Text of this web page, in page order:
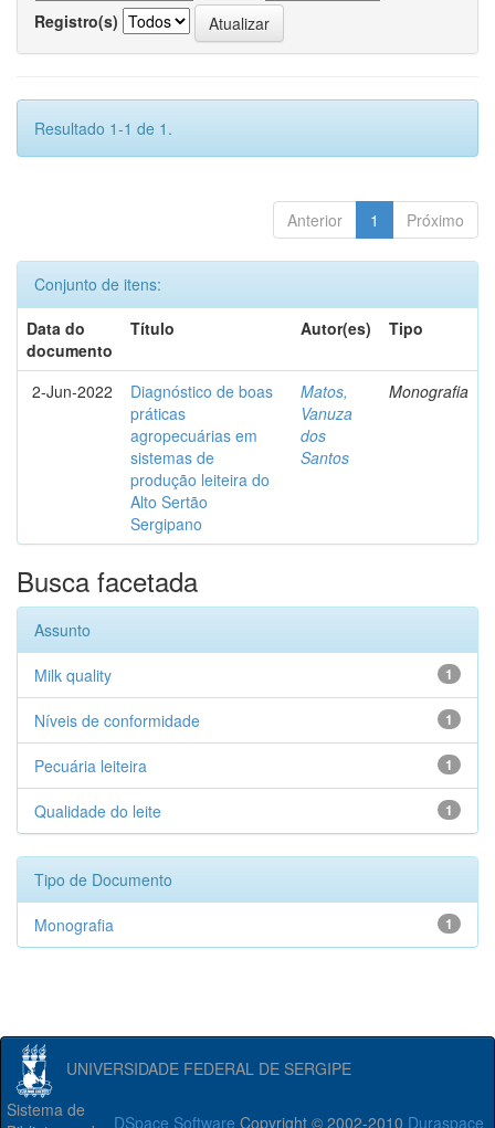
Registro(s)
Resultado 1-1 de 1.
Anterior 1 Próximo
Conjunto de itens:
Data do
documento
Título Autor(es) Tipo
2-Jun-2022
Diagnóstico de boas
práticas
agropecuárias em
sistemas de
produção leiteira do
Alto Sertão
Sergipano
Matos,
Vanuza
dos
Santos
Monografia
Busca facetada
Assunto
1
Milk quality
1
Níveis de conformidade
1
Pecuária leiteira
1
Qualidade do leite
Tipo de Documento
1
Monografia
UNIVERSIDADE FEDERAL DE SERGIPE
DSpace Software Copyright © 2002-2010 Duraspace
Sistema de